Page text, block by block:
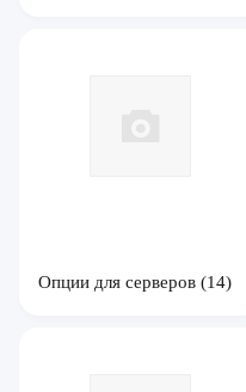
Опции для серверов (14)